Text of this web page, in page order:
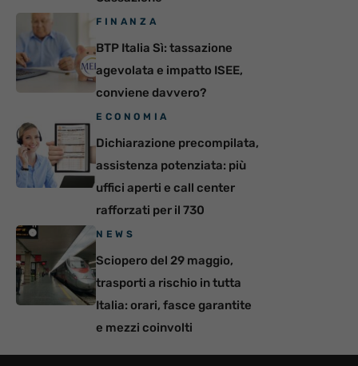
FINANZA
BTP Italia Sì: tassazione
agevolata e impatto ISEE,
conviene davvero?
ECONOMIA
Dichiarazione precompilata,
assistenza potenziata: più
uffici aperti e call center
rafforzati per il 730
NEWS
Sciopero del 29 maggio,
trasporti a rischio in tutta
Italia: orari, fasce garantite
e mezzi coinvolti